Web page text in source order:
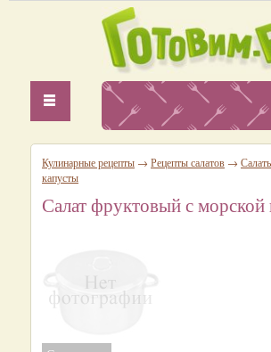
Кулинарные рецепты → Рецепты салатов →
капусты
Салат фруктовый с морской